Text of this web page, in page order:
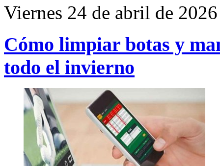
Viernes 24 de abril de 2026
Cómo limpiar botas y
todo el invierno